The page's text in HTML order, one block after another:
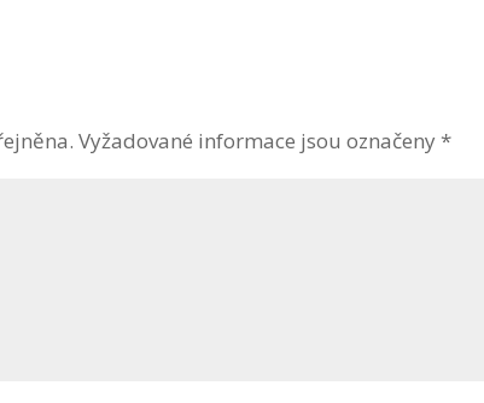
Vyžadované informace jsou označeny *